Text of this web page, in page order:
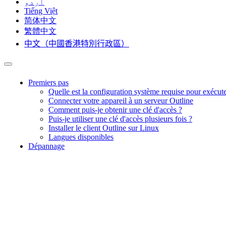
اردو
Tiếng Việt
简体中文
繁體中文
中文（中國香港特別行政區）
Premiers pas
Quelle est la configuration système requise pour
Connecter votre appareil à un serveur Outline
Comment puis-je obtenir une clé d'accès ?
Puis-je utiliser une clé d'accès plusieurs fois ?
Installer le client Outline sur Linux
Langues disponibles
Dépannage